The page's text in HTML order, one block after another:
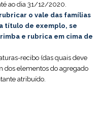
ao dia 31/12/2020.
o vale das famílias
título de exemplo, se
e rubrica em cima de
recibo (das quais deve
dos elementos do agregado
atribuído.